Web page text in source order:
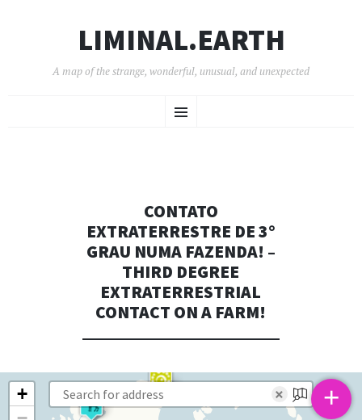
LIMINAL.EARTH
A map of the strange, wonderful, unusual, and unexpected
Menu
TO
CONTATO
EXTRATERRESTRE DE 3°
GRAU NUMA FAZENDA! –
THIRD DEGREE
EXTRATERRESTRIAL
CONTACT ON A FARM!
+
× +